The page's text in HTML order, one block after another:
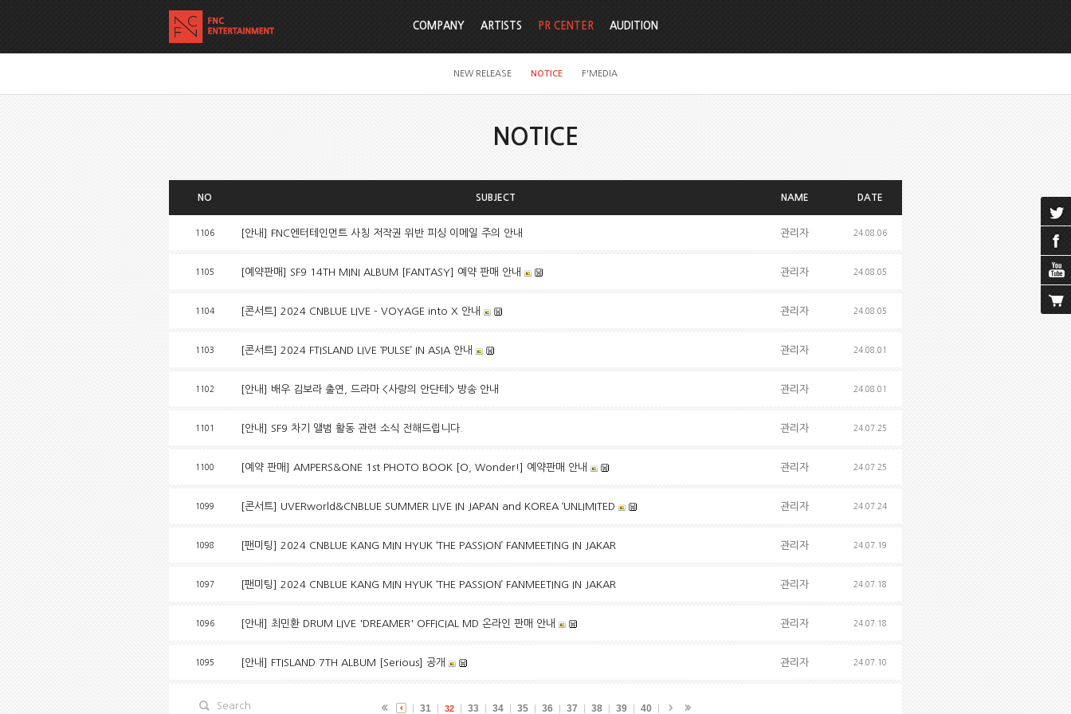
COMPANY ARTISTS PR CENTER
NEW RELEASE NOTICE F'MEDIA
AUDITION
NOTICE
NO SUBJECT NAME DATE
1106 [안내] FNC엔터테인먼트 사칭 저작권 위반 피싱 이메일 주의 안내 관리자 24.08.06
1105 [예약판매] SF9 14TH MINI ALBUM [FANTASY] 예약 판매 안내 관리자 24.08.05
1104 [콘서트] 2024 CNBLUE LIVE - VOYAGE into X 안내 관리자 24.08.05
1103 [콘서트] 2024 FTISLAND LIVE ‘PULSE’ IN ASIA 안내 관리자 24.08.01
1102 [안내] 배우 김보라 출연, 드라마 <사랑의 안단테> 방송 안내 관리자 24.08.01
1101 [안내] SF9 차기 앨범 활동 관련 소식 전해드립니다. 관리자 24.07.25
1100 [예약 판매] AMPERS&ONE 1st PHOTO BOOK [O, Wonder!] 예약판매 안내 관리자 24.07.25
1099 [콘서트] UVERworld&CNBLUE SUMMER LIVE IN JAPAN and KOREA ‘UNLIMITED 관리자 24.07.24
1098 [팬미팅] 2024 CNBLUE KANG MIN HYUK ‘THE PASSION’ FANMEETING IN JAKAR 관리자 24.07.19
1097 [팬미팅] 2024 CNBLUE KANG MIN HYUK ‘THE PASSION’ FANMEETING IN JAKAR 관리자 24.07.18
1096 [안내] 최민환 DRUM LIVE 'DREAMER' OFFICIAL MD 온라인 판매 안내 관리자 24.07.18
1095 [안내] FTISLAND 7TH ALBUM [Serious] 공개 관리자 24.07.10
31 32 33 34 35 36 37 38 39 40
Search